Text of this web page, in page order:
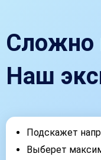
Сложно
Наш
Подскажет
Выберет